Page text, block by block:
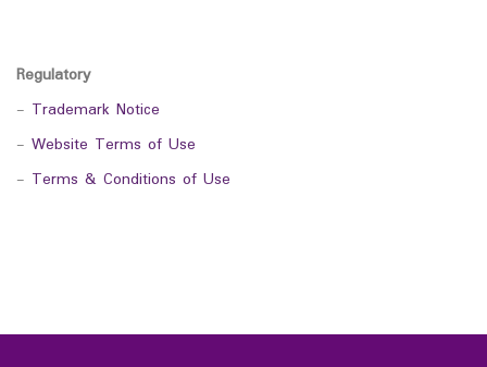
Regulatory
- Trademark Notice
- Website Terms of Use
- Terms & Conditions of Use